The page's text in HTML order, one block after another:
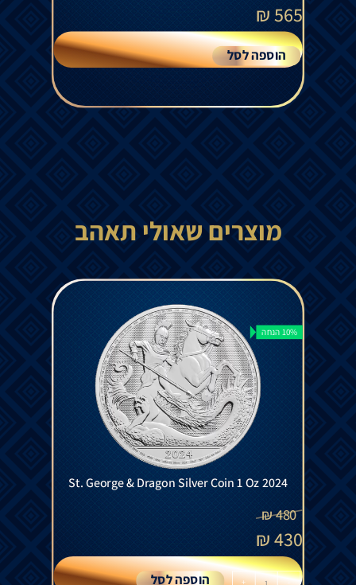
565
₪
הוספה לסל
מוצרים שאולי תאהב
10% הנחה
St. George & Dragon Silver Coin 1 Oz 2024
480
₪
430
₪
-
+ הוספה לסל